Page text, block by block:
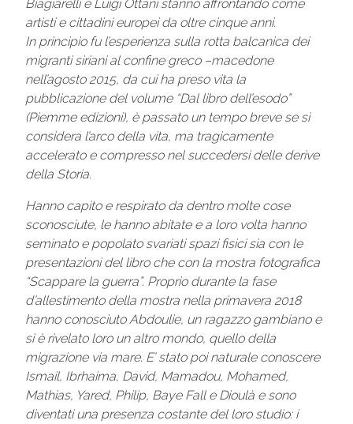
Biagiarelli e Luigi Ottani stanno affrontando come
artisti e cittadini europei da oltre cinque anni.
In principio fu l’esperienza sulla rotta balcanica dei
migranti siriani al confine greco –macedone
nell’agosto 2015, da cui ha preso vita la
pubblicazione del volume “Dal libro dell’esodo”
(Piemme edizioni), è passato un tempo breve se si
considera l’arco della vita, ma tragicamente
accelerato e compresso nel succedersi delle derive
della Storia.
Hanno capito e respirato da dentro molte cose
sconosciute, le hanno abitate e a loro volta hanno
seminato e popolato svariati spazi fisici sia con le
presentazioni del libro che con la mostra fotografica
“Scappare la guerra”. Proprio durante la fase
d’allestimento della mostra nella primavera 2018
hanno conosciuto Abdoulie, un ragazzo gambiano e
si è rivelato loro un altro mondo, quello della
migrazione via mare. E’ stato poi naturale conoscere
Ismail, Ibrhaima, David, Mamadou, Mohamed,
Mathias, Yared, Philip, Baye Fall e Dioulà e sono
diventati una presenza costante del loro studio: i